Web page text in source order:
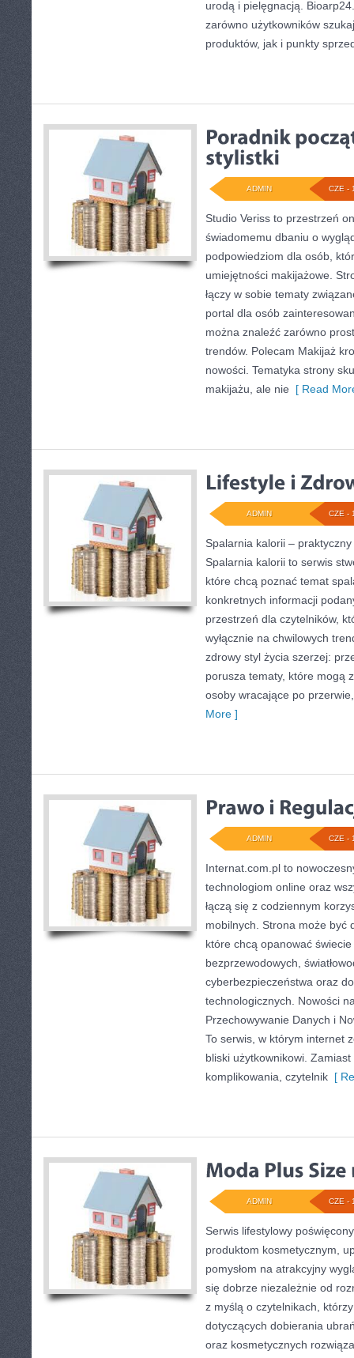
urodą i pielęgnacją.
zarówno użytkowników
produktów, jak i punkty
CZE -
ADMIN
Studio Veriss to przestrzeń
świadomemu dbaniu o
podpowiedziom dla osób,
umiejętności makijażowe.
łączy w sobie tematy
portal dla osób
można znaleźć zarówno
trendów. Polecam Makijaż
nowości. Tematyka strony
makijażu, ale nie [ Read
CZE -
ADMIN
Spalarnia kalorii –
Spalarnia kalorii to serwis
które chcą poznać temat
konkretnych informacji
przestrzeń dla czytelników,
wyłącznie na chwilowych
zdrowy styl życia szerzej:
porusza tematy, które mogą
osoby wracające po
More ]
CZE -
ADMIN
Internat.com.pl to
technologiom online oraz
łączą się z codziennym
mobilnych. Strona może być
które chcą opanować
bezprzewodowych,
cyberbezpieczeństwa oraz
technologicznych. Nowości
Przechowywanie Danych i
To serwis, w którym internet
bliski użytkownikowi.
komplikowania, czytelnik [
CZE -
ADMIN
Serwis lifestylowy
produktom kosmetycznym,
pomysłom na atrakcyjny
się dobrze niezależnie od
z myślą o czytelnikach,
dotyczących dobierania
oraz kosmetycznych